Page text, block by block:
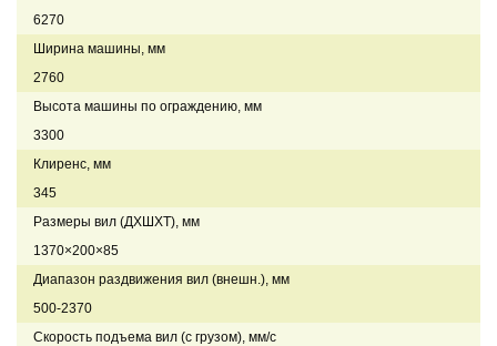
6270
Ширина машины, мм
2760
Высота машины по ограждению, мм
3300
Клиренс, мм
345
Размеры вил (ДXШXТ), мм
1370×200×85
Диапазон раздвижения вил (внешн.), мм
500-2370
Скорость подъема вил (с грузом), мм/с